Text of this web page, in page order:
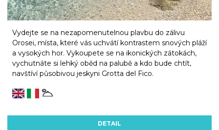
Vydejte se na nezapomenutelnou plavbu do zálivu
Orosei, místa, které vás uchvátí kontrastem snových pláží
a vysokých hor. Vykoupete se na ikonických zátokách,
vychutnáte si lehký oběd na palubě a kdo bude chtít,
navštíví působivou jeskyni Grotta del Fico.
DETAIL